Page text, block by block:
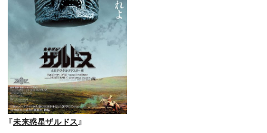
『未来惑星ザルドス 』